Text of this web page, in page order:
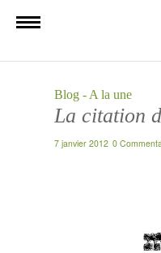
Blog - A la une
La citation
7 janvier 2012 0